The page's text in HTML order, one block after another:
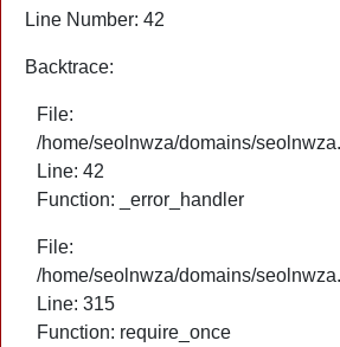
Line Number: 42
Backtrace:
File:
/home/seolnwza/domains/
Line: 42
Function: _error_handler
File:
/home/seolnwza/domains/
Line: 315
Function: require_once